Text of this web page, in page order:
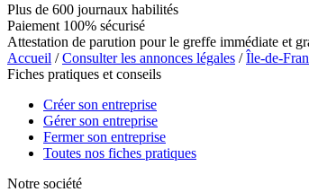
Plus de 600 journaux habilités
Paiement 100% sécurisé
Attestation de parution pour le greffe immédiate et
Accueil /Consulter les annonces légales /Île-de-
Fiches pratiques et conseils
Créer son entreprise
Gérer son entreprise
Fermer son entreprise
Toutes nos fiches pratiques
Notre société